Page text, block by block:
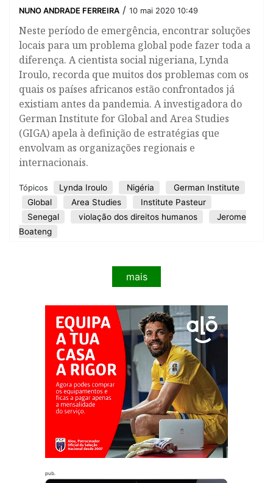
NUNO ANDRADE FERREIRA / 10 mai 2020 10:49
Neste período de emergência, encontrar soluções
locais para um problema global pode fazer toda a
diferença. A cientista social nigeriana, Lynda
Iroulo, recorda que muitos dos problemas com os
quais os países africanos estão confrontados já
existiam antes da pandemia. A investigadora do
German Institute for Global and Area Studies
(GIGA) apela à definição de estratégias que
envolvam as organizações regionais e
internacionais.
Tópicos Lynda Iroulo Nigéria
German Institute
Global
Area Studies
Institute Pasteur
Senegal
violação dos direitos humanos
Jerome
Boateng
mais
pub.